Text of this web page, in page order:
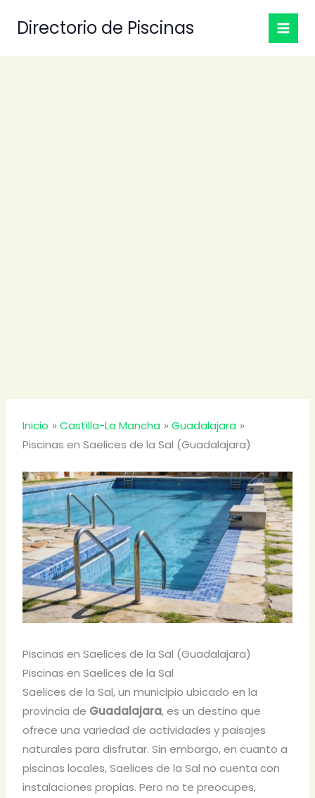
Directorio de Piscinas
Inicio Castilla-La Mancha
Guadalajara
Piscinas en Saelices de la Sal (Guadalajara)
Piscinas en Saelices de la Sal (Guadalajara)
Piscinas en Saelices de la Sal
Saelices de la Sal, un municipio ubicado en la
provincia de Guadalajara, es un destino que
ofrece una variedad de actividades y paisajes
naturales para disfrutar. Sin embargo, en cuanto a
piscinas locales, Saelices de la Sal no cuenta con
instalaciones propias. Pero no te preocupes,